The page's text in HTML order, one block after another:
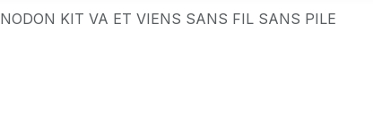
NODON KIT VA ET VIENS SANS FIL SANS PILE